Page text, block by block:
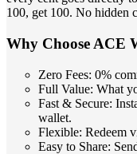
100, get 100. No hidden
Why Choose ACE
Zero Fees: 0%
Full Value: What
Fast & Secure:
wallet.
Flexible: Redeem
Easy to Share: